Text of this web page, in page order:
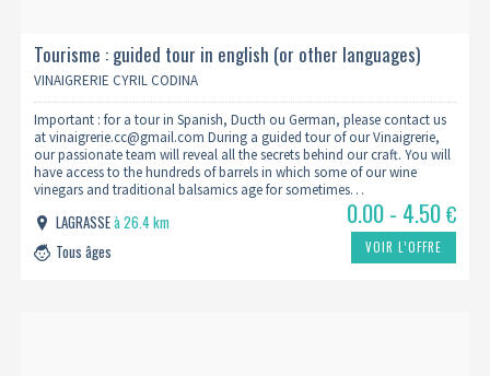
Tourisme : guided tour in english (or other languages)
VINAIGRERIE CYRIL CODINA
Important : for a tour in Spanish, Ducth ou German, please contact us
at vinaigrerie.cc@gmail.com During a guided tour of our Vinaigrerie,
our passionate team will reveal all the secrets behind our craft. You will
have access to the hundreds of barrels in which some of our wine
vinegars and traditional balsamics age for sometimes…
LAGRASSEà 26.4 km
Tous âges
0.00 - 4.50€
VOIR L’OFFRE